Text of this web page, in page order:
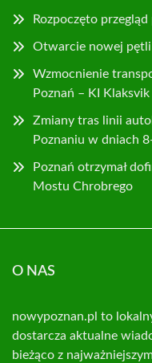
Rozpoczęto
Otwarcie nowej
Wzmocnienie
Poznań – KI Klaksvik
Zmiany tras linii
Poznaniu w dniach
Poznań otrzymał
Mostu Chrobrego
O NAS
nowypoznan.pl to
dostarcza aktualne
bieżąco z